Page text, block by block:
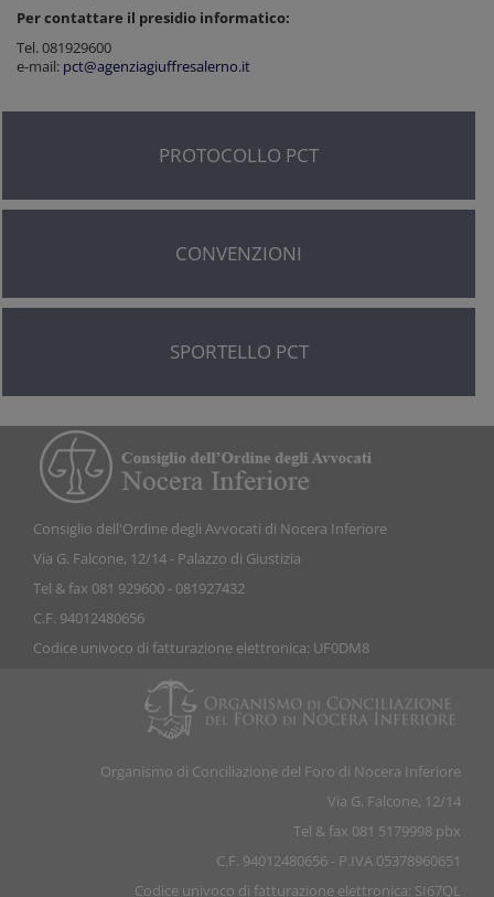
Per contattare il presidio informatico:
Tel. 081929600
e-mail: pct@agenziagiuffresalerno.it
PROTOCOLLO PCT
CONVENZIONI
SPORTELLO PCT
Consiglio dell'Ordine degli Avvocati di Nocera Inferiore
Via G. Falcone, 12/14 - Palazzo di Giustizia
Tel & fax 081 929600 - 081927432
C.F. 94012480656
Codice univoco di fatturazione elettronica: UF0DM8
Organismo di Conciliazione del Foro di Nocera Inferiore
Via G. Falcone, 12/14
Tel & fax 081 5179998 pbx
C.F. 94012480656 - P.IVA 05378960651
Codice univoco di fatturazione elettronica: SI67QL